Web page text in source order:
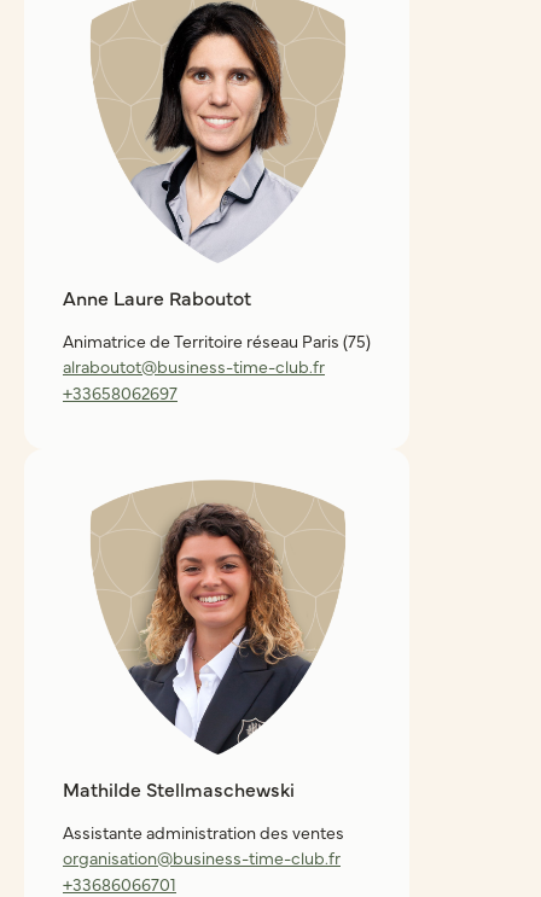
Anne Laure Raboutot
Animatrice de Territoire réseau Paris (75)
alraboutot@business-time-club.fr
+33658062697
Mathilde Stellmaschewski
Assistante administration des ventes
organisation@business-time-club.fr
+33686066701